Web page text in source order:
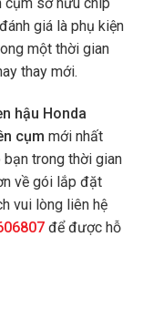
giá là phụ kiện
một thời gian
thay mới.
hậu Honda
cụm mới nhất
bạn trong thời gian
về gói lắp đặt
vui lòng liên hệ
để được hỗ